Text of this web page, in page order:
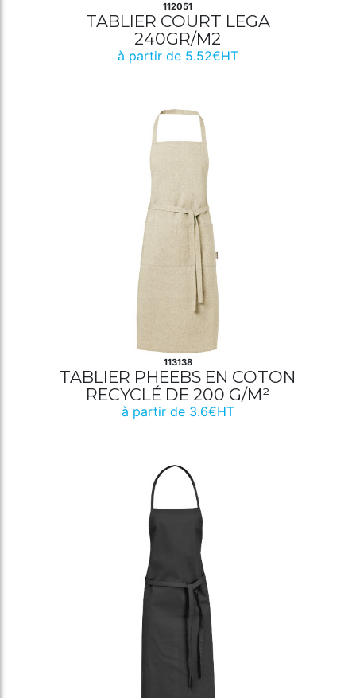
112051
TABLIER COURT LEGA
240GR/M2
à partir de 5.52€HT
113138
TABLIER PHEEBS EN COTON
RECYCLÉ DE 200 G/M²
à partir de 3.6€HT